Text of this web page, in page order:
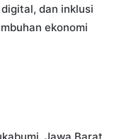
dan inklusi
ekonomi